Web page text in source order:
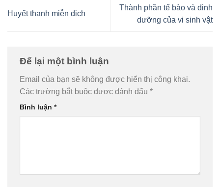
Huyết thanh miễn dịch
Thành phần tế bào và dinh
dưỡng của vi sinh vật
Để lại một bình luận
Email của bạn sẽ không được hiển thị công khai.
Các trường bắt buộc được đánh dấu *
Bình luận *